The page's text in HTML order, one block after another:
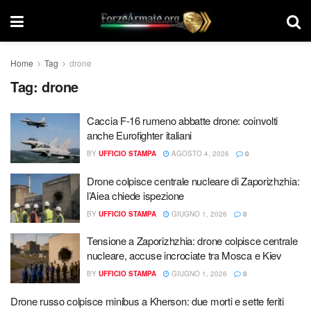
Home Tag drone
Tag: drone
Caccia F-16 rumeno abbatte drone: coinvolti
anche Eurofighter italiani
BY UFFICIO STAMPA AGOSTO 4, 2026 0
Drone colpisce centrale nucleare di Zaporizhzhia:
l’Aiea chiede ispezione
BY UFFICIO STAMPA GIUGNO 1, 2026 0
Tensione a Zaporizhzhia: drone colpisce centrale
nucleare, accuse incrociate tra Mosca e Kiev
BY UFFICIO STAMPA GIUGNO 1, 2026 0
Drone russo colpisce minibus a Kherson: due morti e sette feriti